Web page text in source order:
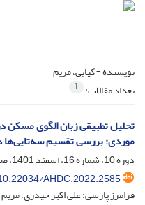
نویسنده =کیایی، مریم
تعداد مقالات: 1
تحلیل تطبیقی زبان الگوی مسکن
موردی: بررسی تقسیم سه‌تایی‌ها
دوره 10، شماره 16، اسفند 1401، صفحه
AHDC.2022.2585
فرامرز پارسی؛ علی اکبر حیدری؛